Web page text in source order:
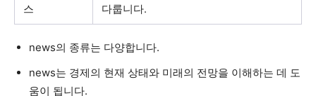
스
다룹니다.
news의 종류는 다양합니다.
news는 경제의 현재 상태와 미래의 전망을 이해하는 데 도
움이 됩니다.